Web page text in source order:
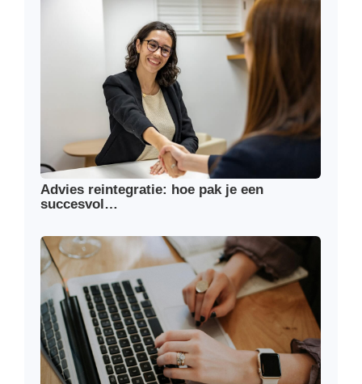
Advies reintegratie: hoe pak je een
succesvol…